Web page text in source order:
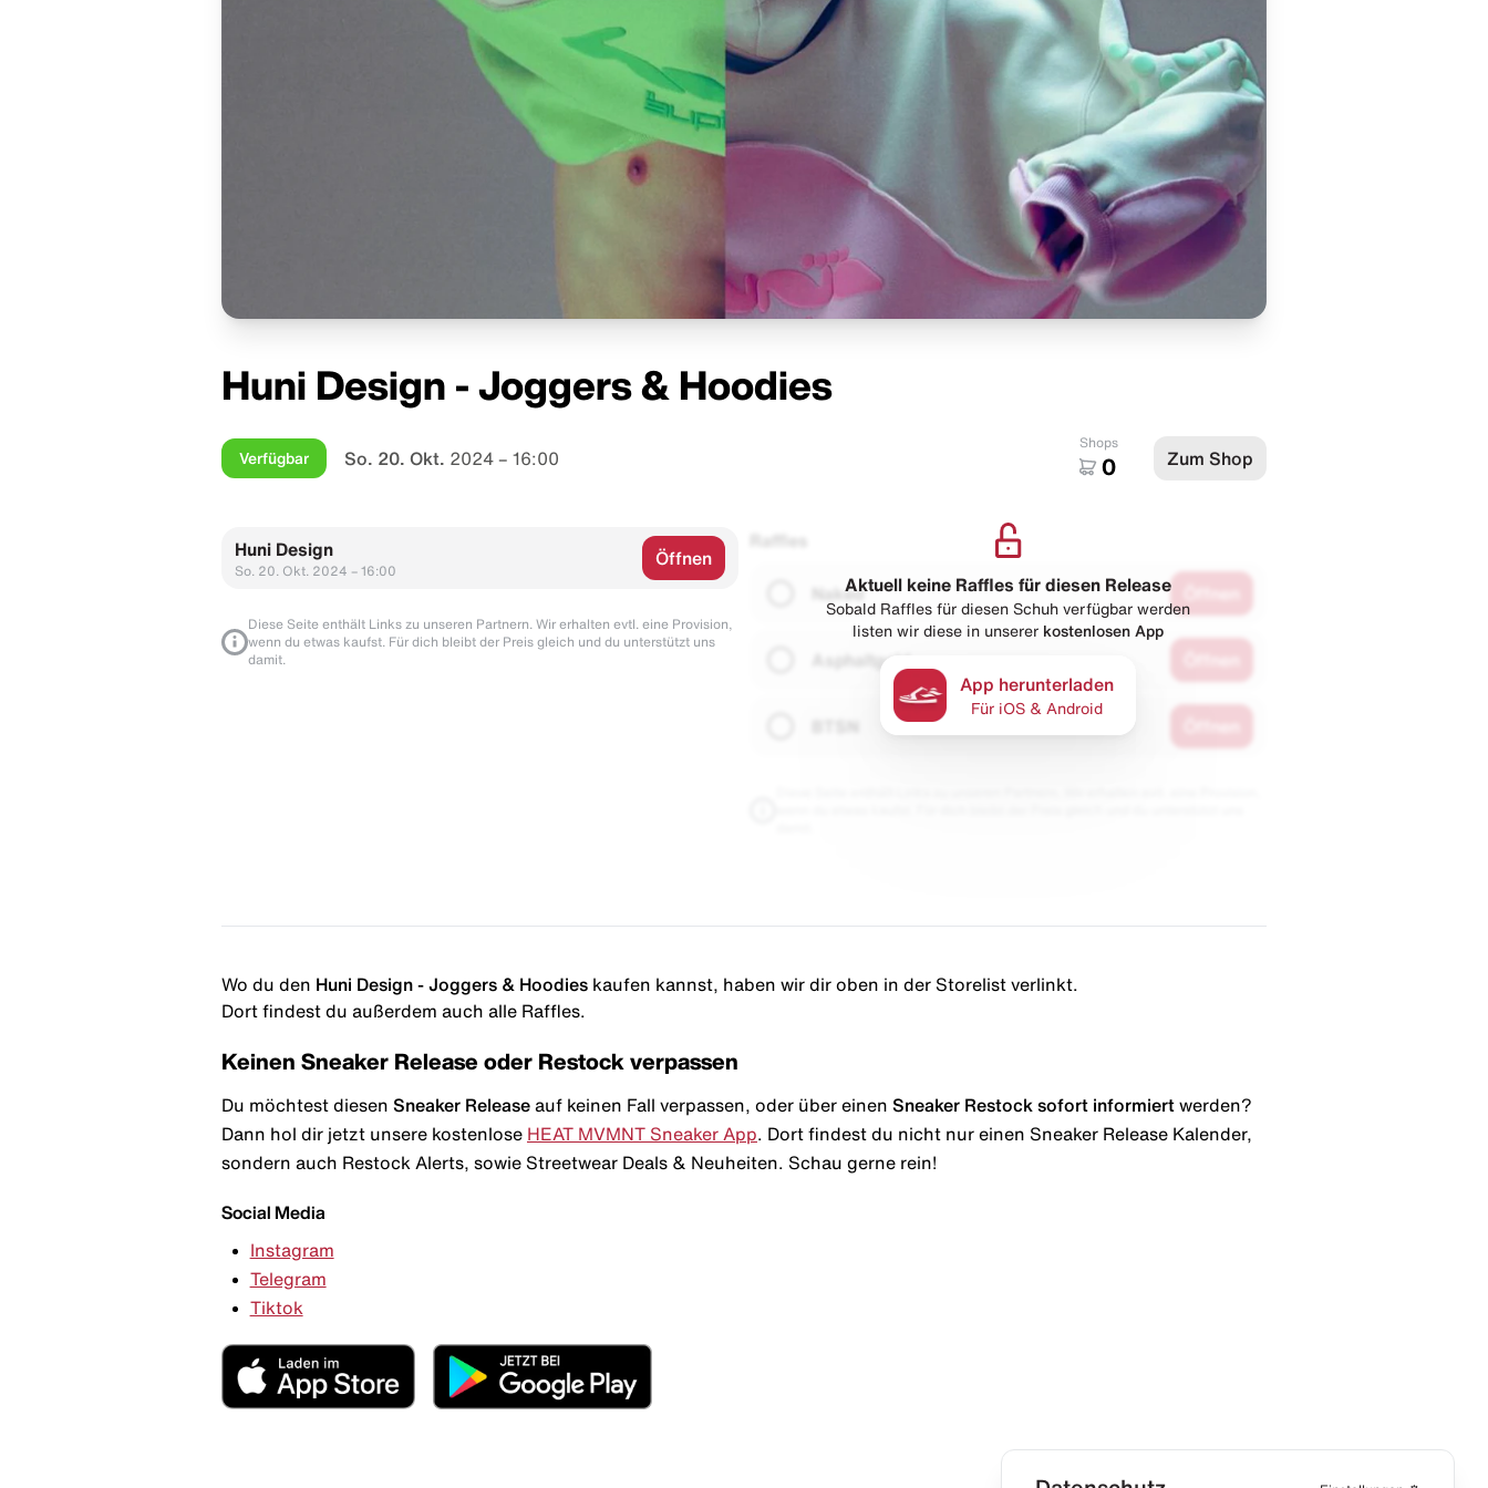
Huni Design - Joggers & Hoodies
Verfügbar So. 20. Okt. 2024 – 16:00
Shops
0 Zum Shop
Huni Design
So. 20. Okt. 2024 – 16:00
Öffnen
Diese Seite enthält Links zu unseren Partnern. Wir erhalten evtl. eine Provision,
wenn du etwas kaufst. Für dich bleibt der Preis gleich und du unterstützt uns
damit.
Raffles
Naked
Asphaltgold
Aktuell keine Raffles für diesen Release
Sobald Raffles für diesen Schuh verfügbar werden
listen wir diese in unserer kostenlosen App
App herunterladen
Für iOS & Android
Wo du den Huni Design - Joggers & Hoodies kaufen kannst, haben wir dir oben in der Storelist verlinkt.
Dort findest du außerdem auch alle Raffles.
Keinen Sneaker Release oder Restock verpassen
Du möchtest diesen Sneaker Release auf keinen Fall verpassen, oder über einen Sneaker Restock sofort informiert werden?
Dann hol dir jetzt unsere kostenlose HEAT MVMNT Sneaker App . Dort findest du nicht nur einen Sneaker Release Kalender,
sondern auch Restock Alerts, sowie Streetwear Deals & Neuheiten. Schau gerne rein!
Social Media
Instagram
Telegram
Tiktok